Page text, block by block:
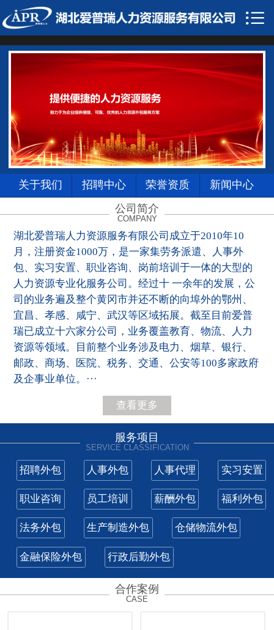
 首页
关于我们
服务项目
合作案例
荣誉资质
企业风采
联系我们

关于我们 招聘中心 荣誉资质
新闻中心
公司简介
COMPANY
湖北爱普瑞人力资源服务有限公司成立于2010年10
月，注册资金1000万，是一家集劳务派遣、人事外
包、实习安置、职业咨询、岗前培训于一体的大型的
人力资源专业化服务公司。经过十 一余年的发展，公
司的业务遍及整个黄冈市并还不断的向埠外的鄂州、
宜昌、孝感、咸宁、武汉等区域拓展。截至目前爱普
瑞已成立十六家分公司，业务覆盖教育、物流、人力
资源等领域。目前整个业务涉及电力、烟草、银行、
邮政、商场、医院、税务、交通、公安等100多家政府
及企事业单位。···
查看更多
服务项目
SERVICE CLASSIFICATION
招聘外包 人事外包 人事代理 实习安置
职业咨询 员工培训 薪酬外包 福利外包
法务外包 生产制造外包 仓储物流外包
金融保险外包 行政后勤外包
合作案例
CASE